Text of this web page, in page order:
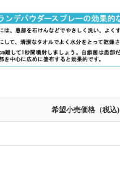
希望小売価格（税込)